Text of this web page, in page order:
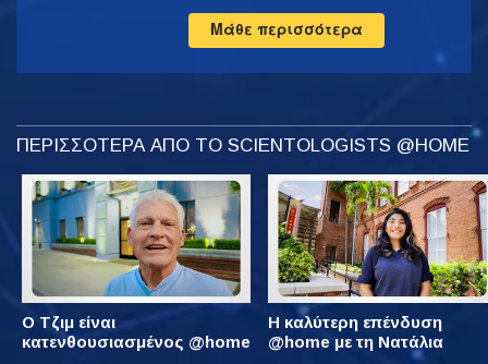
Μάθε περισσότερα
ΠΕΡΙΣΣΟΤΕΡΑ ΑΠΟ ΤΟ SCIENTOLOGISTS @HOME
Ο Τζιμ είναι
κατενθουσιασμένος @home
Η καλύτερη επένδυση
@home με τη Νατάλια